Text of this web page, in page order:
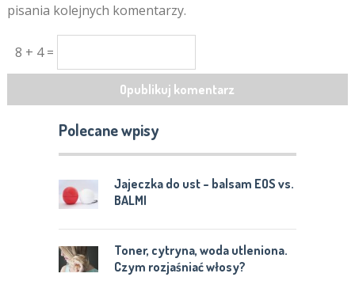
pisania kolejnych komentarzy.
8 + 4 =
Polecane wpisy
Jajeczka do ust – balsam EOS vs.
BALMI
Toner, cytryna, woda utleniona.
Czym rozjaśniać włosy?